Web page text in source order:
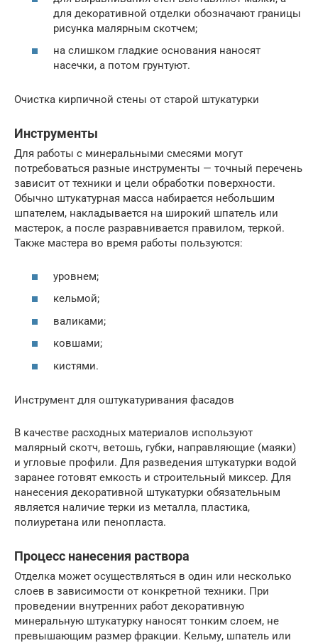
для декоративной отделки обозначают границы
рисунка малярным скотчем;
на слишком гладкие основания наносят
насечки, а потом грунтуют.
Очистка кирпичной стены от старой штукатурки
Инструменты
Для работы с минеральными смесями могут
потребоваться разные инструменты — точный перечень
зависит от техники и цели обработки поверхности.
Обычно штукатурная масса набирается небольшим
шпателем, накладывается на широкий шпатель или
мастерок, а после разравнивается правилом, теркой.
Также мастера во время работы пользуются:
уровнем;
кельмой;
валиками;
ковшами;
кистями.
Инструмент для оштукатуривания фасадов
В качестве расходных материалов используют
малярный скотч, ветошь, губки, направляющие (маяки)
и угловые профили. Для разведения штукатурки водой
заранее готовят емкость и строительный миксер. Для
нанесения декоративной штукатурки обязательным
является наличие терки из металла, пластика,
полиуретана или пенопласта.
Процесс нанесения раствора
Отделка может осуществляться в один или несколько
слоев в зависимости от конкретной техники. При
проведении внутренних работ декоративную
минеральную штукатурку наносят тонким слоем, не
превышающим размер фракции. Кельму, шпатель или